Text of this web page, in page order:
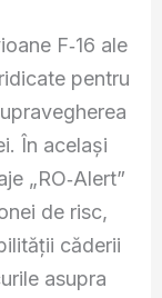
F‑16 ale
pentru
În același
„RO‑Alert”
de risc,
căderii
asupra